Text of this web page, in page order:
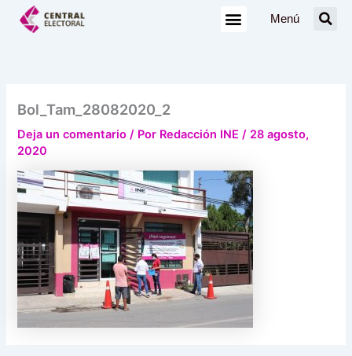
Menú
Bol_Tam_28082020_2
Deja un comentario / Por Redacción INE/ 28 agosto,
2020